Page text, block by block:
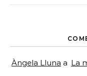
Àngela Lluna a La